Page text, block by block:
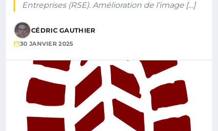
Entreprises (RSE). Amélioration de l’image […]
CÉDRIC GAUTHIER
30 JANVIER 2025